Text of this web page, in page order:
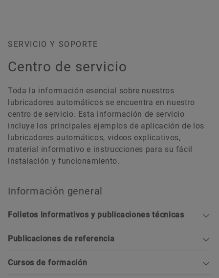
15-12-2025 | INSTRUCCIONES (MONTAJE, FUNCIONAMIENTO)
Dispositivos de calentamiento por
inducción
Descarga
SERVICIO Y SOPORTE
Centro de servicio
Toda la información esencial sobre nuestros
lubricadores automáticos se encuentra en nuestro
centro de servicio. Esta información de servicio
incluye los principales ejemplos de aplicación de los
lubricadores automáticos, videos explicativos,
material informativo e instrucciones para su fácil
instalación y funcionamiento.
Información general
Folletos informativos y publicaciones técnicas
CONCEPT2 E-KIT (FCE)
Sistemas automáticos de lubricación (FBS)
Lubricators for grease and oil lubrication (TPI
Publicaciones de referencia
Relubrication for large-size fans (GTS 0116)
Cursos de formación